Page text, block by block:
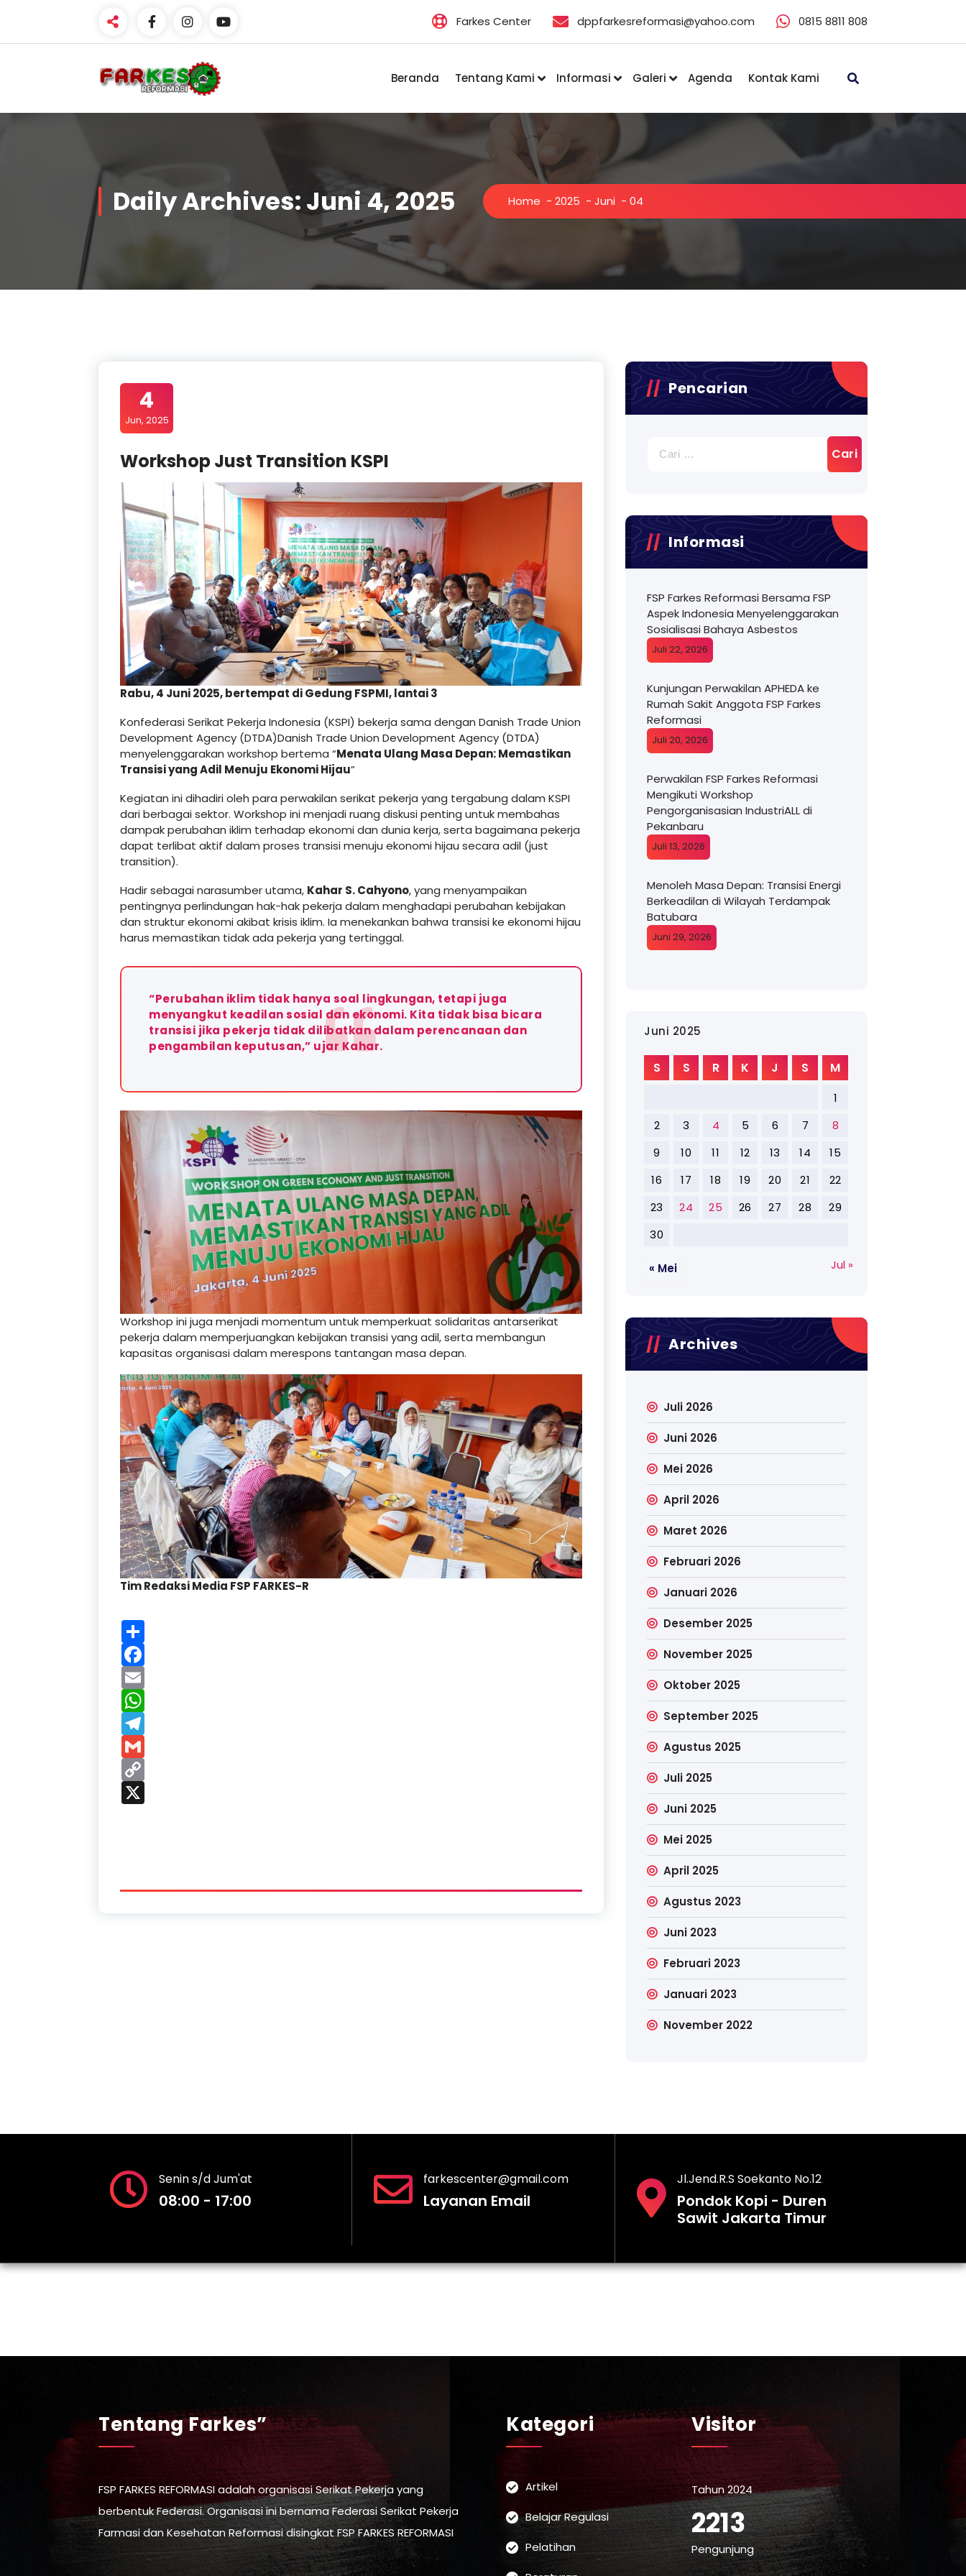
Farkes Center dppfarkesreformasi@yahoo.com 0815 8811 808
Beranda Tentang Kami Informasi Galeri Agenda Kontak Kami
Daily Archives: Juni 4, 2025 Home - 2025 - Juni - 04
4
Jun, 2025
Workshop Just Transition KSPI
Rabu, 4 Juni 2025, bertempat di Gedung FSPMI, lantai 3
Konfederasi Serikat Pekerja Indonesia (KSPI) bekerja sama dengan Danish Trade Union
Development Agency (DTDA)Danish Trade Union Development Agency (DTDA)
menyelenggarakan workshop bertema “Menata Ulang Masa Depan: Memastikan
Transisi yang Adil Menuju Ekonomi Hijau”
Kegiatan ini dihadiri oleh para perwakilan serikat pekerja yang tergabung dalam KSPI
dari berbagai sektor. Workshop ini menjadi ruang diskusi penting untuk membahas
dampak perubahan iklim terhadap ekonomi dan dunia kerja, serta bagaimana pekerja
dapat terlibat aktif dalam proses transisi menuju ekonomi hijau secara adil (just
transition).
Hadir sebagai narasumber utama, Kahar S. Cahyono, yang menyampaikan
pentingnya perlindungan hak-hak pekerja dalam menghadapi perubahan kebijakan
dan struktur ekonomi akibat krisis iklim. Ia menekankan bahwa transisi ke ekonomi hijau
harus memastikan tidak ada pekerja yang tertinggal.
“Perubahan iklim tidak hanya soal lingkungan, tetapi juga
menyangkut keadilan sosial dan ekonomi. Kita tidak bisa bicara
transisi jika pekerja tidak dilibatkan dalam perencanaan dan
pengambilan keputusan,” ujar Kahar.
Workshop ini juga menjadi momentum untuk memperkuat solidaritas antarserikat
pekerja dalam memperjuangkan kebijakan transisi yang adil, serta membangun
kapasitas organisasi dalam merespons tantangan masa depan.
Tim Redaksi Media FSP FARKES-R
Pencarian
untuk:
Informasi
FSP Farkes Reformasi Bersama FSP
Aspek Indonesia Menyelenggarakan
Sosialisasi Bahaya Asbestos
Juli 22, 2026
Kunjungan Perwakilan APHEDA ke
Rumah Sakit Anggota FSP Farkes
Reformasi
Juli 20, 2026
Perwakilan FSP Farkes Reformasi
Mengikuti Workshop
Pengorganisasian IndustriALL di
Pekanbaru
Juli 13, 2026
Menoleh Masa Depan: Transisi Energi
Berkeadilan di Wilayah Terdampak
Batubara
Juni 29, 2026
Juni 2025
S S R K J S M
1
2
3 4 5 6 7
8
9
10 11 12 13 14
15
16
17 18 19 20 21
22
23
24 25 26 27 28
29
30
« Mei Jul »
Archives
Juli 2026
Juni 2026
Mei 2026
April 2026
Maret 2026
Februari 2026
Januari 2026
Desember 2025
November 2025
Oktober 2025
September 2025
Agustus 2025
Juli 2025
Juni 2025
Mei 2025
April 2025
Agustus 2023
Juni 2023
Februari 2023
Januari 2023
November 2022
Senin s/d Jum'at
08:00 - 17:00
farkescenter@gmail.com
Layanan Email
Jl.Jend.R.S Soekanto No.12
Pondok Kopi - Duren
Sawit Jakarta Timur
Tentang Farkes”
FSP FARKES REFORMASI adalah organisasi Serikat Pekerja yang
berbentuk Federasi. Organisasi ini bernama Federasi Serikat Pekerja
Farmasi dan Kesehatan Reformasi disingkat FSP FARKES REFORMASI
Kategori
Artikel
Belajar Regulasi
Pelatihan
Visitor
Tahun 2024
2213
Pengunjung